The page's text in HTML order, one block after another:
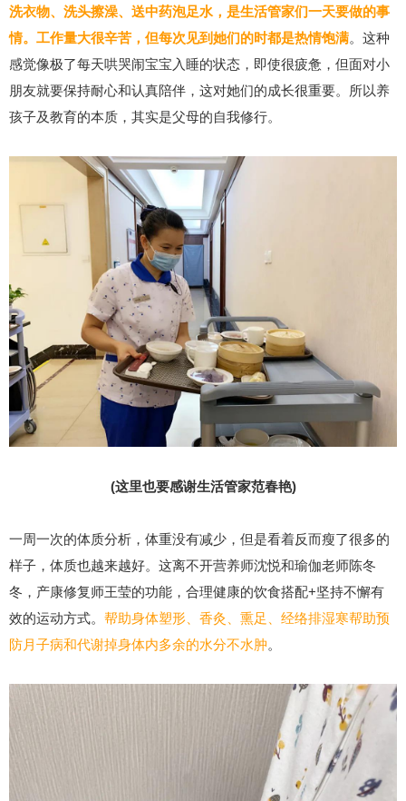
洗衣物、洗头擦澡、送中药泡足水，是生活管家们一天要做的事
情。工作量大很辛苦，但每次见到她们的时都是热情饱满。这种
感觉像极了每天哄哭闹宝宝入睡的状态，即使很疲惫，但面对小
朋友就要保持耐心和认真陪伴，这对她们的成长很重要。所以养
孩子及教育的本质，其实是父母的自我修行。
(这里也要感谢生活管家范春艳)
一周一次的体质分析，体重没有减少，但是看着反而瘦了很多的
样子，体质也越来越好。这离不开营养师沈悦和瑜伽老师陈冬
冬，产康修复师王莹的功能，合理健康的饮食搭配+坚持不懈有
效的运动方式。 帮助身体塑形、香灸、熏足、经络排湿寒帮助预
防月子病和代谢掉身体内多余的水分不水肿。